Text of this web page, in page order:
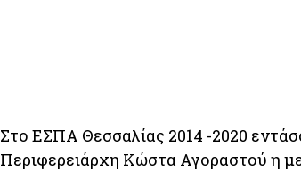
Στο ΕΣΠΑ Θεσσαλίας 2014 -2020
Περιφερειάρχη Κώστα Αγοραστού η